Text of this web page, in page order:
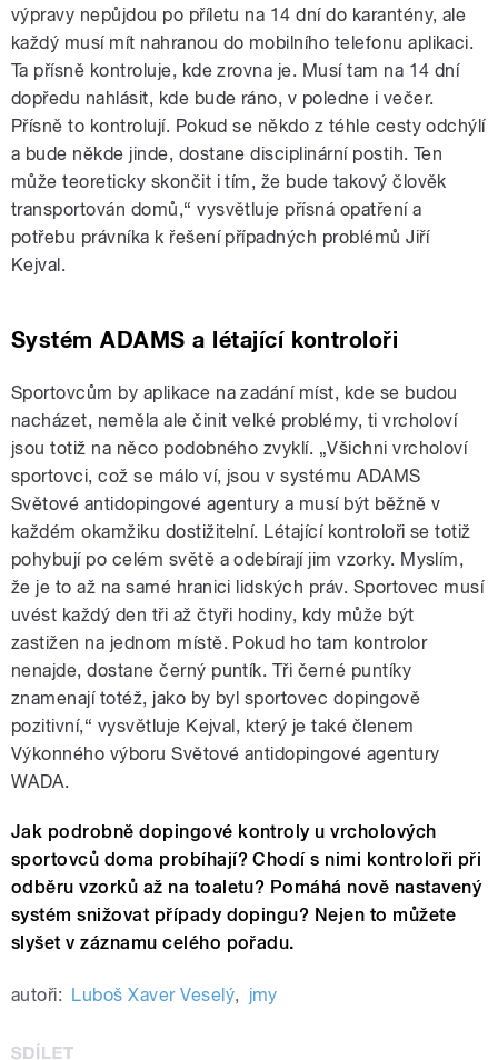
výpravy nepůjdou po příletu na 14 dní do karantény, ale
každý musí mít nahranou do mobilního telefonu aplikaci.
Ta přísně kontroluje, kde zrovna je. Musí tam na 14 dní
dopředu nahlásit, kde bude ráno, v poledne i večer.
Přísně to kontrolují. Pokud se někdo z téhle cesty odchýlí
a bude někde jinde, dostane disciplinární postih. Ten
může teoreticky skončit i tím, že bude takový člověk
transportován domů,“ vysvětluje přísná opatření a
potřebu právníka k řešení případných problémů Jiří
Kejval.
Systém ADAMS a létající kontroloři
Sportovcům by aplikace na zadání míst, kde se budou
nacházet, neměla ale činit velké problémy, ti vrcholoví
jsou totiž na něco podobného zvyklí. „Všichni vrcholoví
sportovci, což se málo ví, jsou v systému ADAMS
Světové antidopingové agentury a musí být běžně v
každém okamžiku dostižitelní. Létající kontroloři se totiž
pohybují po celém světě a odebírají jim vzorky. Myslím,
že je to až na samé hranici lidských práv. Sportovec musí
uvést každý den tři až čtyři hodiny, kdy může být
zastižen na jednom místě. Pokud ho tam kontrolor
nenajde, dostane černý puntík. Tři černé puntíky
znamenají totéž, jako by byl sportovec dopingově
pozitivní,“ vysvětluje Kejval, který je také členem
Výkonného výboru Světové antidopingové agentury
WADA.
Jak podrobně dopingové kontroly u vrcholových
sportovců doma probíhají? Chodí s nimi kontroloři při
odběru vzorků až na toaletu? Pomáhá nově nastavený
systém snižovat případy dopingu? Nejen to můžete
slyšet v záznamu celého pořadu.
autoři: Luboš Xaver Veselý, jmy